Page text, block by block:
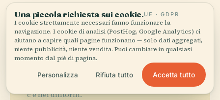
Ricercato da Wikidata, Wikipedia e fonti ufficiali · verificato ·
Come creiamo le nostre guide →
Esplora la zona
Vedi Busto di Henri Lecoq
c'è nei dintorni.
Vedi mappa
Una piccola richiesta sui cookie.UE · GDPR
I cookie strettamente necessari fanno funzionare la
navigazione. I cookie di analisi (PostHog, Google Analytics) ci
aiutano a capire quali pagine funzionano — solo dati aggregati,
niente pubblicità, niente vendita. Puoi cambiare in qualsiasi
momento dal piè di pagina.
Personalizza Rifiuta tutto Accetta tutto